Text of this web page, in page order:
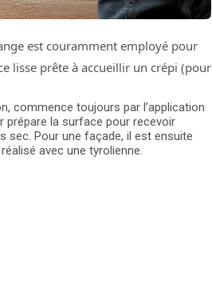
est couramment employé pour
lisse prête à accueillir un crépi (pour
commence toujours par l’application
prépare la surface pour recevoir
sec. Pour une façade, il est ensuite
réalisé avec une tyrolienne.